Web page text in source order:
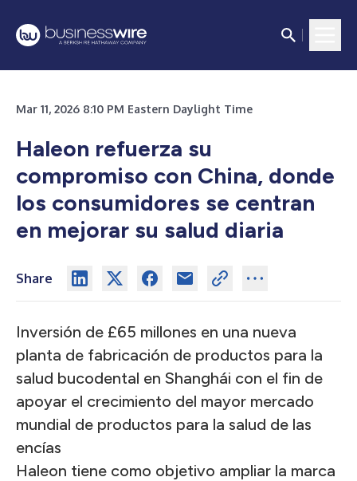
Mar 11, 2026 8:10 PM Eastern Daylight Time
Haleon refuerza su
compromiso con China, donde
los consumidores se centran
en mejorar su salud diaria
Share
Inversión de £65 millones en una nueva
planta de fabricación de productos para la
salud bucodental en Shanghái con el fin de
apoyar el crecimiento del mayor mercado
mundial de productos para la salud de las
encías
Haleon tiene como objetivo ampliar la marca